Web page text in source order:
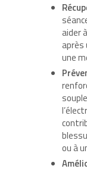
aider
une
ou à